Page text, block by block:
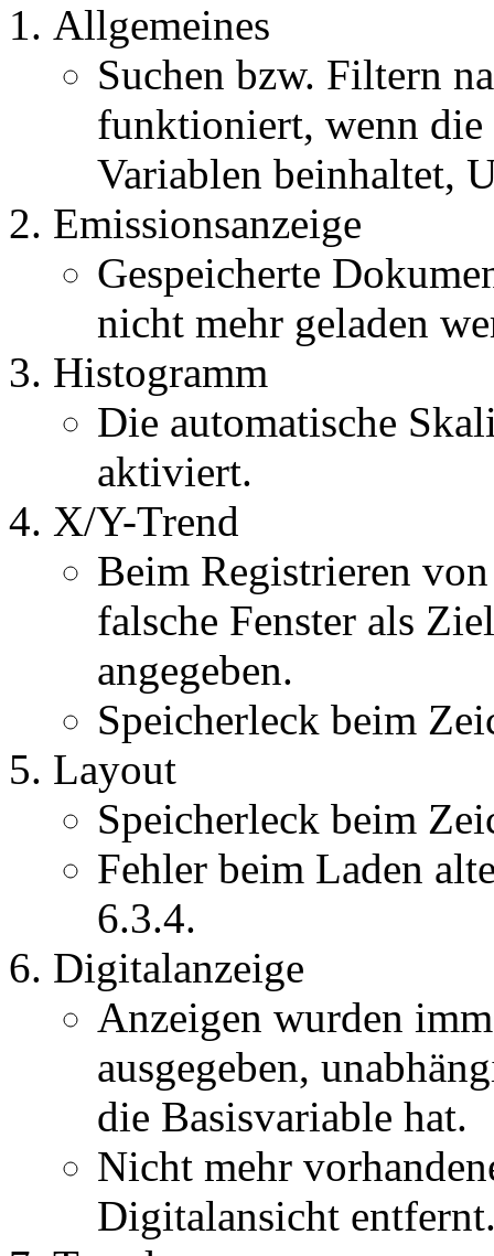
Allgemeines
Suchen bzw. Filtern
funktioniert, wenn die
Variablen beinhaltet,
Emissionsanzeige
Gespeicherte
nicht mehr geladen
Histogramm
Die automatische
aktiviert.
X/Y-Trend
Beim Registrieren
falsche Fenster als
angegeben.
Speicherleck beim
Layout
Speicherleck beim
Fehler beim Laden
6.3.4.
Digitalanzeige
Anzeigen wurden
ausgegeben,
die Basisvariable hat.
Nicht mehr
Digitalansicht